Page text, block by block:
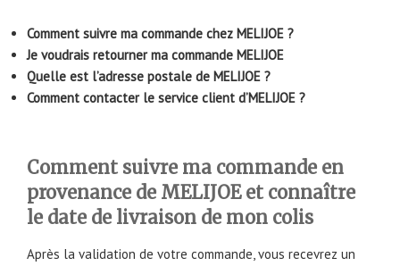
Comment suivre ma commande chez MELIJOE ?
Je voudrais retourner ma commande MELIJOE
Quelle est l’adresse postale de MELIJOE ?
Comment contacter le service client d’MELIJOE ?
Comment suivre ma commande en
provenance de MELIJOE et connaître
le date de livraison de mon colis
Après la validation de votre commande, vous recevrez un